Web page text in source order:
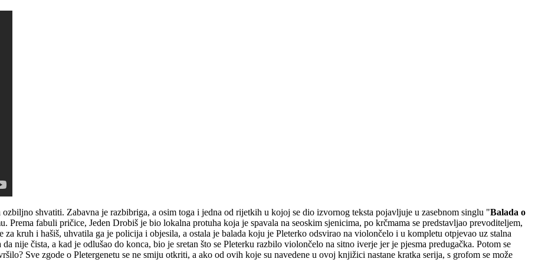
shvatiti. Zabavna je razbibriga, a osim toga i jedna od rijetkih u kojoj se dio izvornog teksta pojavljuje u zasebnom singlu "Balada o
Prema fabuli pričice, Jeden Drobiš je bio lokalna protuha koja je spavala na seoskim sjenicima, po krčmama se predstavljao prevoditeljem,
za kruh i hašiš, uhvatila ga je policija i objesila, a ostala je balada koju je Pleterko odsvirao na violončelo i u kompletu otpjevao uz stalna
nije čista, a kad je odlušao do konca, bio je sretan što se Pleterku razbilo violončelo na sitno iverje jer je pjesma predugačka. Potom se
Sve zgode o Pletergenetu se ne smiju otkriti, a ako od ovih koje su navedene u ovoj knjižici nastane kratka serija, s grofom se može